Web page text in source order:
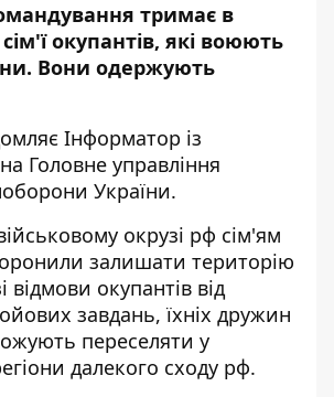
тримає в
окупантів, які воюють
Вони одержують
Інформатор із
Головне управління
України.
окрузі рф сім'ям
залишати територію
відмови окупантів від
завдань, їхніх дружин
переселяти у
далекого сходу рф.